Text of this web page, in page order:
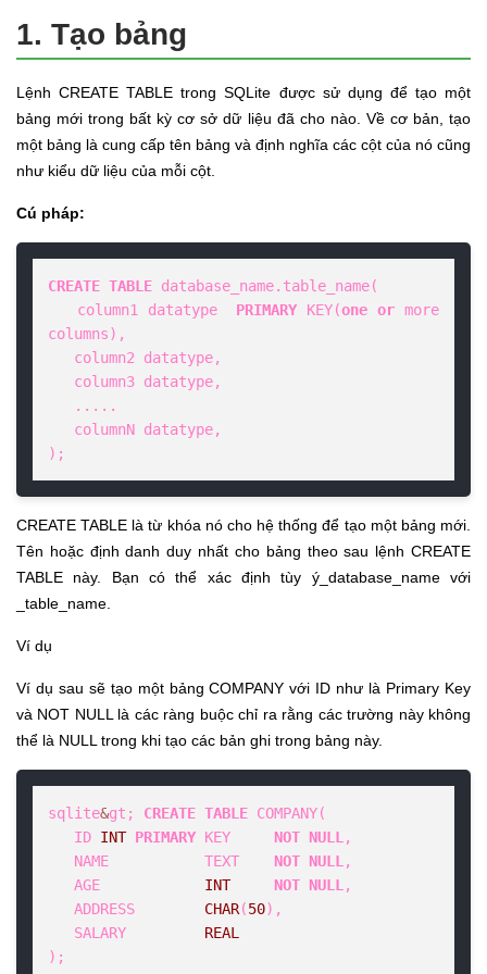
1. Tạo bảng
Lệnh CREATE TABLE trong SQLite được sử dụng để tạo một
bảng mới trong bất kỳ cơ sở dữ liệu đã cho nào. Về cơ bản, tạo
một bảng là cung cấp tên bảng và định nghĩa các cột của nó cũng
như kiểu dữ liệu của mỗi cột.
Cú pháp:
CREATE TABLE database_name.table_name(
   column1 datatype
PRIMARY KEY(one or more
columns),
);
CREATE TABLE là từ khóa nó cho hệ thống để tạo một bảng mới.
Tên hoặc định danh duy nhất cho bảng theo sau lệnh CREATE
TABLE này. Bạn có thể xác định tùy ý_database_name với
_table_name.
Ví dụ
Ví dụ sau sẽ tạo một bảng COMPANY với ID như là Primary Key
và NOT NULL là các ràng buộc chỉ ra rằng các trường này không
thể là NULL trong khi tạo các bản ghi trong bảng này.
sqlite&gt; CREATE TABLE COMPANY(
   ID
INT PRIMARY KEY NOT NULL ,
   NAME           TEXT
NOT NULL ,
   AGE
INT NOT NULL ,
   ADDRESS
CHAR(50),
   SALARY
REAL
);